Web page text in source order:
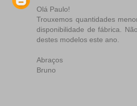
Olá Paulo!
Trouxemos quantidades
disponibilidade de fábrica.
destes modelos este ano.
Abraços
Bruno